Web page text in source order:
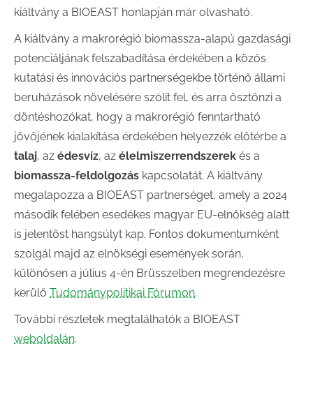
kiáltvány a BIOEAST honlapján már olvasható.
A kiáltvány a makrorégió biomassza-alapú gazdasági
potenciáljának felszabadítása érdekében a közös
kutatási és innovációs partnerségekbe történő állami
beruházások növelésére szólít fel, és arra ösztönzi a
döntéshozókat, hogy a makrorégió fenntartható
jövőjének kialakítása érdekében helyezzék előtérbe a
talaj, az édesvíz, az élelmiszerrendszerek és a
biomassza-feldolgozás kapcsolatát. A kiáltvány
megalapozza a BIOEAST partnerséget, amely a 2024
második felében esedékes magyar EU-elnökség alatt
is jelentőst hangsúlyt kap. Fontos dokumentumként
szolgál majd az elnökségi események során,
különösen a július 4-én Brüsszelben megrendezésre
kerülő Tudománypolitikai Fórumon.
További részletek megtalálhatók a BIOEAST
weboldalán.